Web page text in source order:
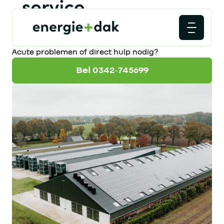
Acute problemen of direct hulp nodig?
Bel 0342-745699